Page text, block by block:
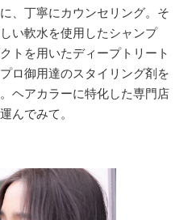
、丁寧にカウンセリング。そ
い軟水を使用したシャンプ
トを用いたディープトリート
ロ御用達のスタイリング剤を
ヘアカラーに特化した専門店
んでみて。